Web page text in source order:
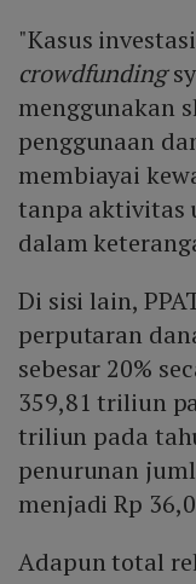
"Kasus
crowdfunding
menggunakan
penggunaan
membiayai
tanpa aktivitas
dalam
Di sisi lain,
perputaran
sebesar 20%
359,81 triliun
triliun pada
penurunan
menjadi Rp
Adapun total